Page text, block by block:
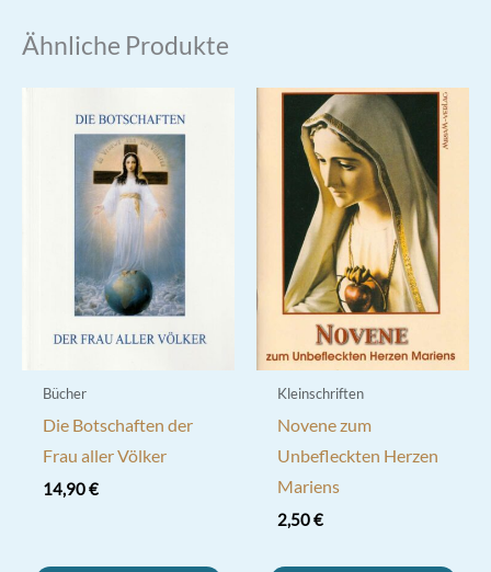
Ähnliche Produkte
Bücher
Die Botschaften der
Frau aller Völker
14,90€
Kleinschriften
Novene zum
Unbefleckten Herzen
Mariens
2,50€